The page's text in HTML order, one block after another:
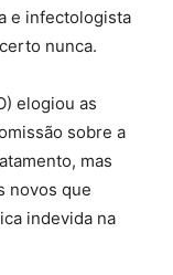
e infectologista
nunca.
elogiou as
sobre a
mas
novos que
indevida na